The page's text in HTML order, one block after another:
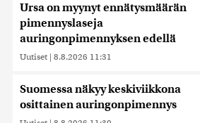
Ursa on myynyt ennätysmäärän
pimennyslaseja
auringonpimennyksen edellä
Uutiset | 8.8.2026 11:31
Suomessa näkyy keskiviikkona
osittainen auringonpimennys